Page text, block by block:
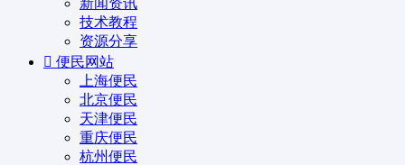
新闻资讯
技术教程
资源分享
便民网站
上海便民
北京便民
天津便民
重庆便民
杭州便民